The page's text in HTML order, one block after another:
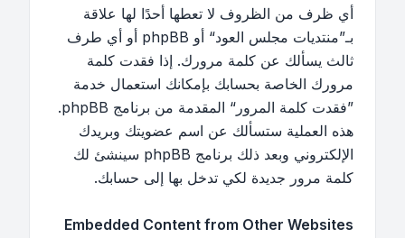
أي ظرف من الظروف لا تعطها أحدًا لها علاقة
بـ”منتديات مجلس العود“ أو phpBB أو أي طرف
ثالث يسألك عن كلمة مرورك. إذا فقدت كلمة
مرورك الخاصة بحسابك بإمكانك استعمال خدمة
”فقدت كلمة المرور“ المقدمة من برنامج phpBB.
هذه العملية ستسألك عن اسم عضويتك وبريدك
الإلكتروني وبعد ذلك برنامج phpBB سينشئ لك
كلمة مرور جديدة لكي تدخل بها إلى حسابك.
Embedded Content from Other Websites